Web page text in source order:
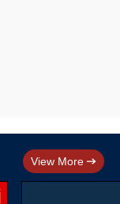
View More